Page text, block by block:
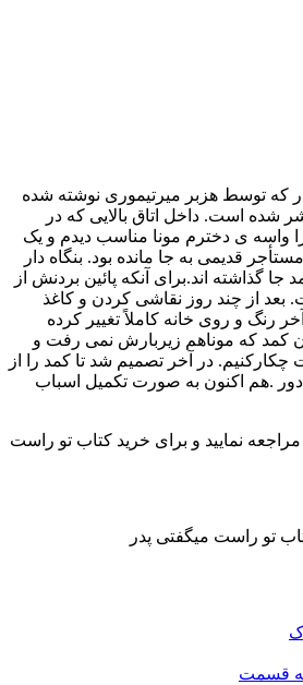
که توسط هزبر میرتیموری نوشته شده
شده است. داخل اتاق بالایی که در
واسه ی دخترم مونا مناسب دیدم و یک
قدیمی به جا مانده بود. بنگاه دار
گذاشته اند.برای آنکه پائین بردنش از
بعد از چند روز نقاشی کردن و کاغذ
رنگ و روی خانه کاملاً تغییر کرده
آن کمد که موناهم زیربارش نمی رفت و
در آخر تصمیم شد تا کمد را از
دور .هم اکنون به صورت تکمیل اسباب
مراجعه نمایید و برای خرید کتاب تو راست
تو راست میگفتی پدر
قسمت